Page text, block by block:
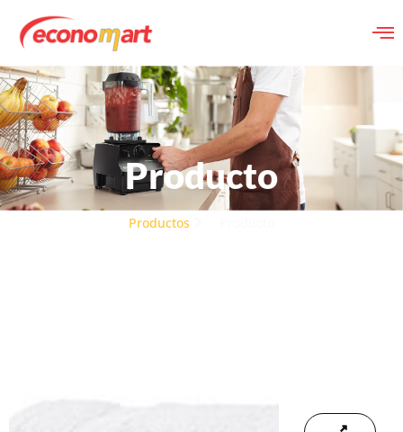
Producto
Productos